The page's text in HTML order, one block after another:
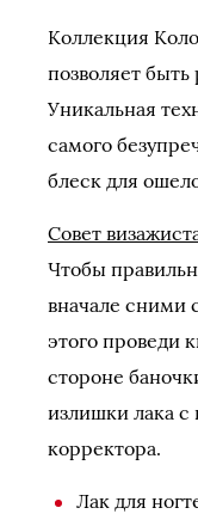
Коллекция
позволяет
Уникальная
самого
блеск для
Совет
Чтобы
вначале сними
этого проведи
стороне
излишки лака
корректора.
Лак для